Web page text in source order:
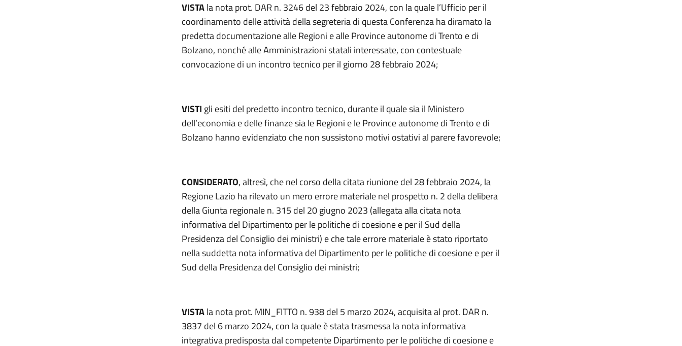
VISTAla nota prot. DAR n. 3246 del 23 febbraio 2024, con la quale l’Ufficio per il
coordinamento delle attività della segreteria di questa Conferenza ha diramato la
predetta documentazione alle Regioni e alle Province autonome di Trento e di
Bolzano, nonché alle Amministrazioni statali interessate, con contestuale
convocazione di un incontro tecnico per il giorno 28 febbraio 2024;
VISTI gli esiti del predetto incontro tecnico, durante il quale sia il Ministero
dell’economia e delle finanze sia le Regioni e le Province autonome di Trento e di
Bolzano hanno evidenziato che non sussistono motivi ostativi al parere favorevole;
CONSIDERATO, altresì, che nel corso della citata riunione del 28 febbraio 2024, la
Regione Lazio ha rilevato un mero errore materiale nel prospetto n. 2 della delibera
della Giunta regionale n. 315 del 20 giugno 2023 (allegata alla citata nota
informativa del Dipartimento per le politiche di coesione e per il Sud della
Presidenza del Consiglio dei ministri) e che tale errore materiale è stato riportato
nella suddetta nota informativa del Dipartimento per le politiche di coesione e per il
Sud della Presidenza del Consiglio dei ministri;
VISTAla nota prot. MIN_FITTO n. 938 del 5 marzo 2024, acquisita al prot. DAR n.
3837 del 6 marzo 2024, con la quale è stata trasmessa la nota informativa
integrativa predisposta dal competente Dipartimento per le politiche di coesione e